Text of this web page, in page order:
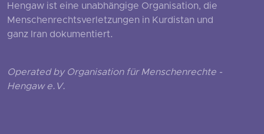
Hengaw ist eine unabhängige Organisation, die
Menschenrechtsverletzungen in Kurdistan und
ganz Iran dokumentiert.
Operated by Organisation für Menschenrechte -
Hengaw e.V.